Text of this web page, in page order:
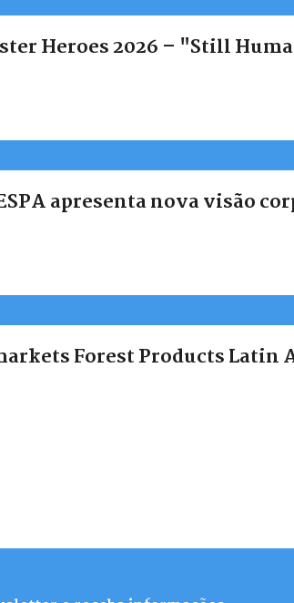
Heroes 2026 – "Still
apresenta nova visão
Forest Products Latin